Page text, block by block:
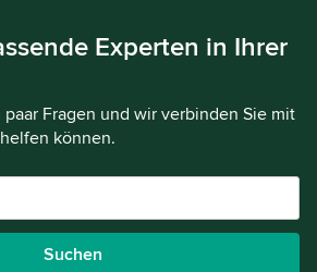
Experten in Ihrer
Fragen und wir verbinden Sie mit
können.
Suchen